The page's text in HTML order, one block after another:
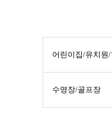
어린이집/유치원
수영장/골프장